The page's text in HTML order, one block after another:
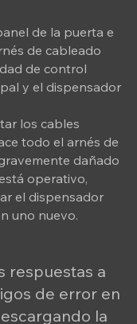
de la puerta e
de cableado
de control
y el dispensador
los cables
todo el arnés de
dañado
operativo,
el dispensador
uno nuevo.
respuestas a
de error en
la